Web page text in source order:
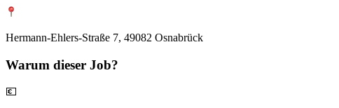
Hermann-Ehlers-Straße 7, 49082 Osnabrück
Warum dieser Job?
💶